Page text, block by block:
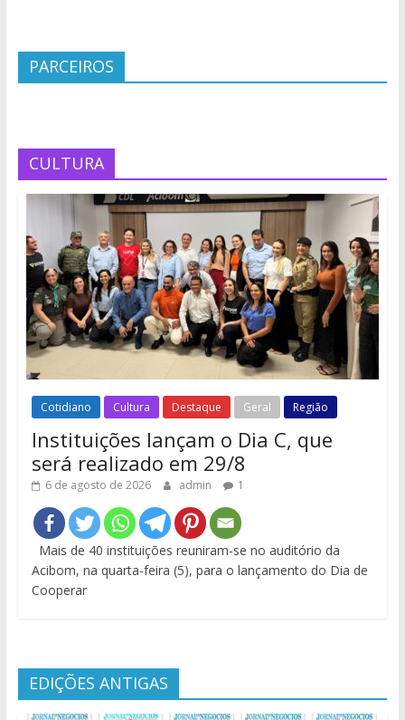
PARCEIROS
CULTURA
Cotidiano Cultura Destaque Geral Região
Instituições lançam o Dia C, que
será realizado em 29/8
6 de agosto de 2026 admin 1
Mais de 40 instituições reuniram-se no auditório da
Acibom, na quarta-feira (5), para o lançamento do Dia de
Cooperar
EDIÇÕES ANTIGAS